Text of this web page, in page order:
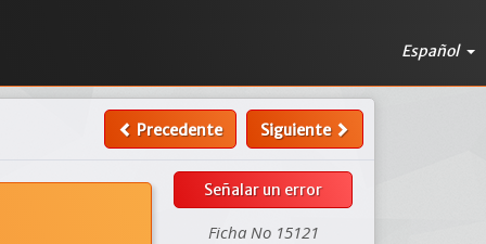
Español
Precedente Siguiente
Señalar un error
Ficha No 15121